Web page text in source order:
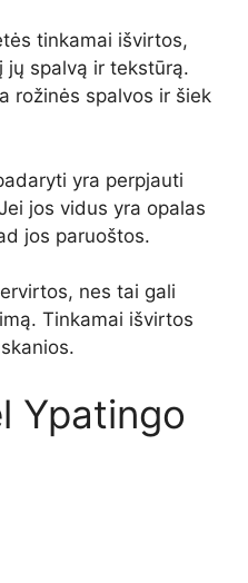
tinkamai išvirtos,
jų spalvą ir tekstūrą.
rožinės spalvos ir šiek
yra perpjauti
jos vidus yra opalas
jos paruoštos.
nes tai gali
Tinkamai išvirtos
Ypatingo